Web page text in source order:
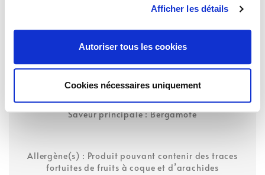
Afficher les détails
Autoriser tous les cookies
Cookies nécessaires uniquement
Note dominante : Agrumes
Type(s) d'infusion(s) : Thé noir
Saveur principale : Bergamote
Allergène(s) : Produit pouvant contenir des traces
fortuites de fruits à coque et d’arachides